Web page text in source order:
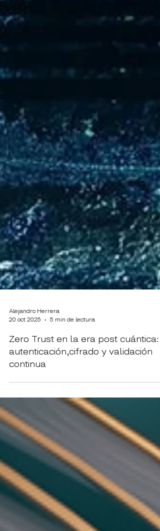
20 oct 2025
5 min de lectura
Zero Trust en la era post cuántica:
autenticación,cifrado y validación
continua